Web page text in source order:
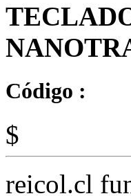
Código :
$
reicol.cl